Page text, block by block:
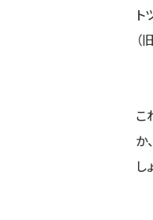
ト
こ
か
し